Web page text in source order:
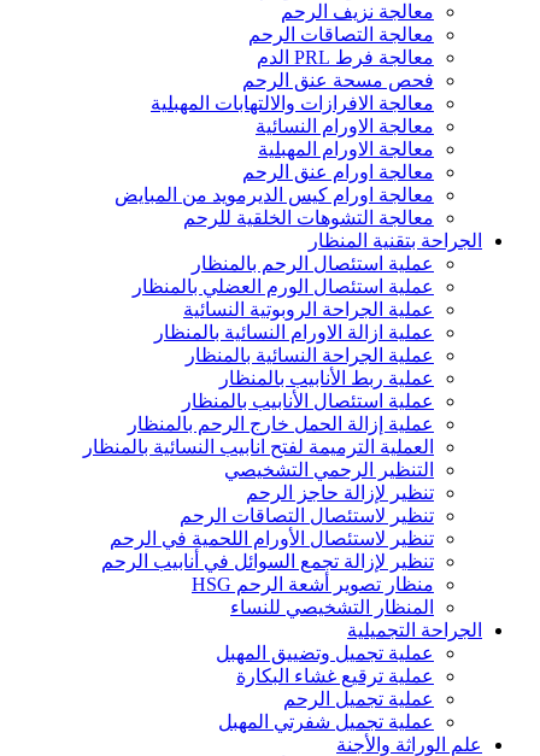
معالجة نزيف الرحم
معالجة التصاقات الرحم
معالجة فرط PRL الدم
فحص مسحة عنق الرحم
معالجة الافرازات والالتهابات المهبلية
معالجة الاورام النسائية
معالجة الاورام المهبلية
معالجة اورام عنق الرحم
معالجة اورام كيس الديرمويد من المبايض
معالجة التشوهات الخلقية للرحم
الجراحة بتقنية المنظار
عملية استئصال الرحم بالمنظار
عملية استئصال الورم العضلي بالمنظار
عملية الجراحة الروبوتية النسائية
عملية ازالة الاورام النسائية بالمنظار
عملية الجراحة النسائية بالمنظار
عملية ربط الأنابيب بالمنظار
عملية استئصال الأنابيب بالمنظار
عملية إزالة الحمل خارج الرحم بالمنظار
العملية الترميمة لفتح انابيب النسائية بالمنظار
التنظير الرحمي التشخيصي
تنظير لإزالة حاجز الرحم
تنظير لاستئصال التصاقات الرحم
تنظير لاستئصال الأورام اللحمية في الرحم
تنظير لإزالة تجمع السوائل في أنابيب الرحم
منظار تصوير أشعة الرحم HSG
المنظار التشخيصي للنساء
الجراحة التجميلية
عملية تجميل وتضييق المهبل
عملية ترقيع غشاء البكارة
عملية تجميل الرحم
عملية تجميل شفرتي المهبل
علم الوراثة والأجنة